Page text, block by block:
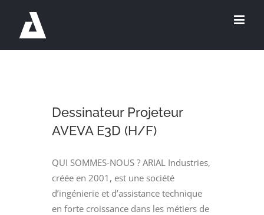
contenu
Dessinateur Projeteur
AVEVA E3D (H/F)
QUI SOMMES-NOUS ? ARIAL Industries,
créée en 2001, est une société
d’ingénierie et d’assistance technique
en forte croissance dans les métiers de